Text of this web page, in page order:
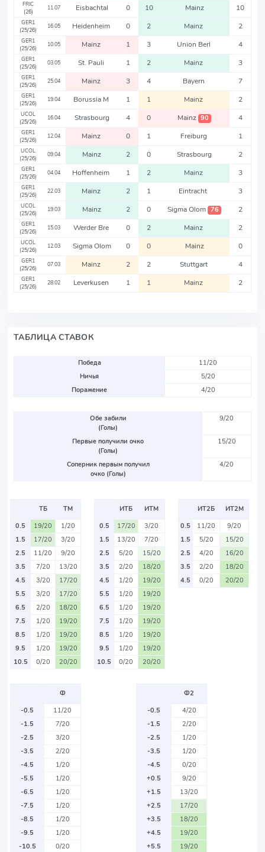
FRIC
(26)
11.07 Eisbachtal 0 10 Mainz 10
GER1
(25/26)
16.05 Heidenheim 0 2 Mainz 2
GER1
(25/26)
10.05 Mainz 1 3 Union Berl 4
GER1
(25/26)
03.05 St. Pauli 1 2 Mainz 3
GER1
(25/26)
25.04 Mainz 3 4 Bayern 7
GER1
(25/26)
19.04 Borussia M 1 1 Mainz 2
UCOL
(25/26)
16.04 Strasbourg 4 0 Mainz 90 4
GER1
(25/26)
12.04 Mainz 0 1 Freiburg 1
UCOL
(25/26)
09.04 Mainz 2 0 Strasbourg 2
GER1
(25/26)
04.04 Hoffenheim 1 2 Mainz 3
GER1
(25/26)
22.03 Mainz 2 1 Eintracht 3
UCOL
(25/26)
19.03 Mainz 2 0 Sigma Olom 76 2
GER1
(25/26)
15.03 Werder Bre 0 2 Mainz 2
UCOL
(25/26)
12.03 Sigma Olom 0 0 Mainz 0
GER1
(25/26)
07.03 Mainz 2 2 Stuttgart 4
GER1
(25/26)
28.02 Leverkusen 1 1 Mainz 2
ТАБЛИЦА СТАВОК
Победа
11/20
Ничья
5/20
Поражение
4/20
Обе забили
(Голы)
9/20
Первые получили очко
(Голы)
15/20
Соперник первым получил
очко (Голы)
4/20
ТБ
ТМ
0.5
19/20
1/20
1.5
17/20
3/20
2.5
11/20
9/20
3.5
7/20
13/20
4.5
3/20
17/20
5.5
3/20
17/20
6.5
2/20
18/20
7.5
1/20
19/20
8.5
1/20
19/20
9.5
1/20
19/20
10.5
0/20 20/20
ИТБ
ИТМ
0.5
17/20
3/20
1.5
13/20
7/20
2.5
5/20
15/20
3.5
2/20
18/20
4.5
1/20
19/20
5.5
1/20
19/20
6.5
1/20
19/20
7.5
1/20
19/20
8.5
1/20
19/20
9.5
1/20
19/20
10.5
0/20 20/20
ИТ2Б
ИТ2М
0.5
11/20
9/20
1.5
5/20
15/20
2.5
4/20
16/20
3.5
2/20
18/20
4.5
0/20 20/20
Ф
-0.5
11/20
-1.5
7/20
-2.5
3/20
-3.5
2/20
-4.5
1/20
-5.5
1/20
-6.5
1/20
-7.5
1/20
-8.5
1/20
-9.5
1/20
-10.5
0/20
Ф2
-0.5
4/20
-1.5
2/20
-2.5
1/20
-3.5
1/20
-4.5
0/20
+0.5
9/20
+1.5
13/20
+2.5
17/20
+3.5
18/20
+4.5
19/20
+5.5
19/20